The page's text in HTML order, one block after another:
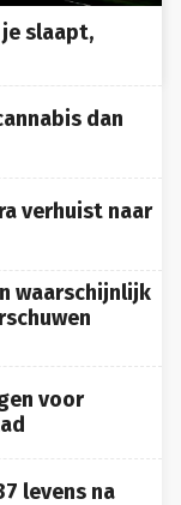
slaapt,
dan
verhuist naar
waarschijnlijk
voor
levens na